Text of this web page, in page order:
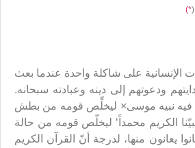
(
*)
الإنسانية على شاكلة واحدة عندما بعث
ودعوتهم إلى دينه وعبادته سبحانه.
فيه نبيه موسى× ليخلِّص قومه من بطش
الكريم محمداً‘ ليخلّص قومه من حالة
يعانون منها، لدرجة أنّ القرآن الكريم